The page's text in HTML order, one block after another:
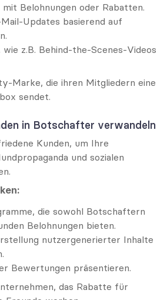
Belohnungen oder Rabatten.
Updates basierend auf
z.B. Behind-the-Scenes-Videos
Marke, die ihren Mitgliedern eine
sendet.
in Botschafter verwandeln
Kunden, um Ihre
und sozialen
die sowohl Botschaftern
Belohnungen bieten.
nutzergenerierter Inhalte
Bewertungen präsentieren.
das Rabatte für